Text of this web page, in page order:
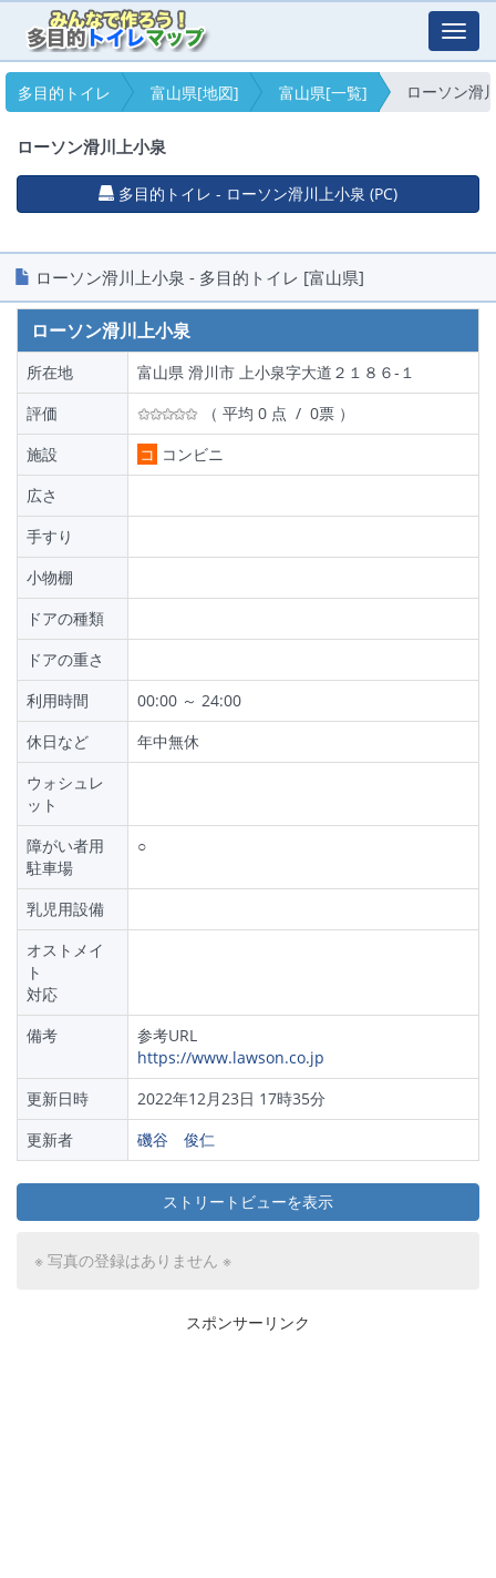
多目的トイレ
富山県[地図] 富山県[一覧] ローソン滑
ローソン滑川上小泉
多目的トイレ - ローソン滑川上小泉 (PC)
ローソン滑川上小泉 - 多目的トイレ [富山県]
ローソン滑川上小泉
所在地
富山県 滑川市 上小泉字大道２１８６‐１
評価
（ 平均 0 点 / 0票 ）
施設
コ コンビニ
広さ
手すり
小物棚
ドアの種類
ドアの重さ
利用時間
00:00 ～ 24:00
休日など
年中無休
ウォシュレ
ット
障がい者用
駐車場
○
乳児用設備
オストメイ
ト
対応
備考
参考URL
https://www.lawson.co.jp
更新日時
2022年12月23日 17時35分
更新者
磯谷 俊仁
ストリートビューを表示
※ 写真の登録はありません ※
スポンサーリンク